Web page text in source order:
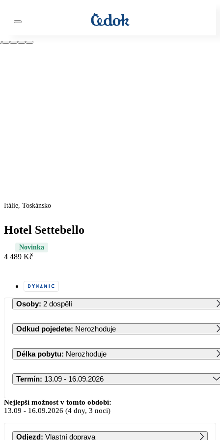
Itálie, Toskánsko
Hotel Settebello
Novinka
4 489 Kč
Osoby: 2 dospělí
Odkud pojedete: Nerozhoduje
Délka pobytu: Nerozhoduje
Termín: 13.09 - 16.09.2026
Září 2026
PO ÚT ST ČT PÁ SO NE
Nejlepší možnost v tomto období:
13.09 - 16.09.2026 (4 dny, 3 noci)
Odjezd: Vlastní doprava